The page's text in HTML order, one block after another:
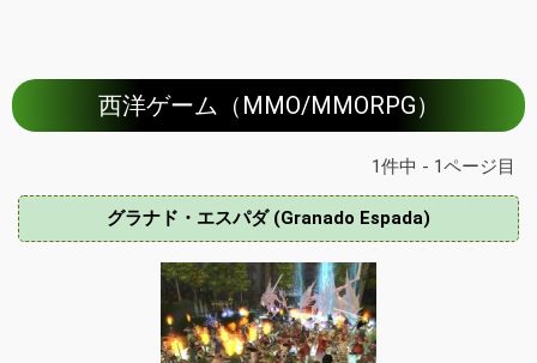
西洋ゲーム（MMO/MMORPG）
1件中 - 1ページ目
グラナド・エスパダ (Granado Espada)